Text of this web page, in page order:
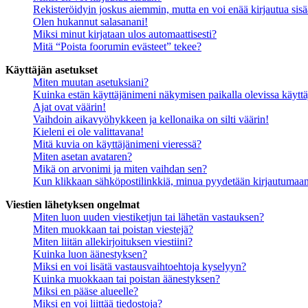
Rekisteröidyin joskus aiemmin, mutta en voi enää kirjautua
Olen hukannut salasanani!
Miksi minut kirjataan ulos automaattisesti?
Mitä “Poista foorumin evästeet” tekee?
Käyttäjän asetukset
Miten muutan asetuksiani?
Kuinka estän käyttäjänimeni näkymisen paikalla olevissa
Ajat ovat väärin!
Vaihdoin aikavyöhykkeen ja kellonaika on silti väärin!
Kieleni ei ole valittavana!
Mitä kuvia on käyttäjänimeni vieressä?
Miten asetan avataren?
Mikä on arvonimi ja miten vaihdan sen?
Kun klikkaan sähköpostilinkkiä, minua pyydetään
Viestien lähetyksen ongelmat
Miten luon uuden viestiketjun tai lähetän vastauksen?
Miten muokkaan tai poistan viestejä?
Miten liitän allekirjoituksen viestiini?
Kuinka luon äänestyksen?
Miksi en voi lisätä vastausvaihtoehtoja kyselyyn?
Kuinka muokkaan tai poistan äänestyksen?
Miksi en pääse alueelle?
Miksi en voi liittää tiedostoja?